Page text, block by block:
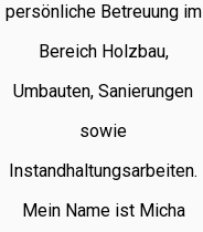
persönliche Betreuung im
Bereich Holzbau,
Umbauten, Sanierungen
sowie
Instandhaltungsarbeiten.
Mein Name ist Micha